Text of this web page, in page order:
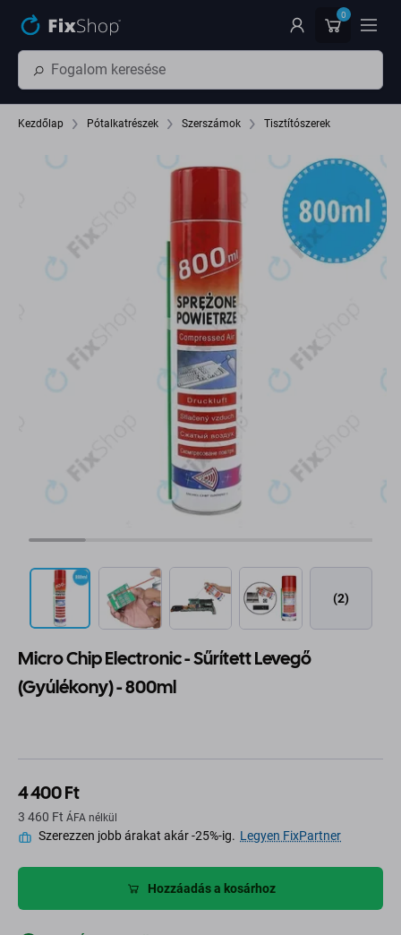
0
Kezdőlap Pótalkatrészek Szerszámok Tisztítószerek
(2)
Micro Chip Electronic - Sűrített Levegő
(Gyúlékony) - 800ml
4 400 Ft
3 460 Ft ÁFA nélkül
Szerezzen jobb árakat akár -25%-ig. Legyen FixPartner
Hozzáadás a kosárhoz